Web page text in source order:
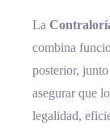
La
combina
posterior,
asegurar que
legalidad,